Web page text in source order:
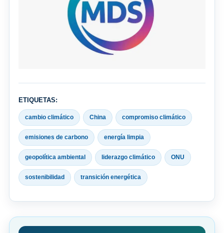
ETIQUETAS:
cambio climático China compromiso climático
emisiones de carbono energía limpia
geopolítica ambiental liderazgo climático ONU
sostenibilidad transición energética